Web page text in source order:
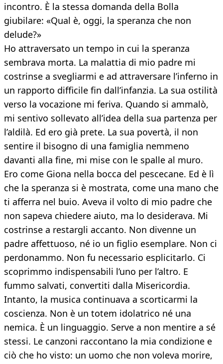
incontro. È la stessa domanda della Bolla
giubilare: «Qual è, oggi, la speranza che non
delude?»
Ho attraversato un tempo in cui la speranza
sembrava morta. La malattia di mio padre mi
costrinse a svegliarmi e ad attraversare l’inferno in
un rapporto difficile fin dall’infanzia. La sua ostilità
verso la vocazione mi feriva. Quando si ammalò,
mi sentivo sollevato all’idea della sua partenza per
l’aldilà. Ed ero già prete. La sua povertà, il non
sentire il bisogno di una famiglia nemmeno
davanti alla fine, mi mise con le spalle al muro.
Ero come Giona nella bocca del pescecane. Ed è lì
che la speranza si è mostrata, come una mano che
ti afferra nel buio. Aveva il volto di mio padre che
non sapeva chiedere aiuto, ma lo desiderava. Mi
costrinse a restargli accanto. Non divenne un
padre affettuoso, né io un figlio esemplare. Non ci
perdonammo. Non fu necessario esplicitarlo. Ci
scoprimmo indispensabili l’uno per l’altro. E
fummo salvati, convertiti dalla Misericordia.
Intanto, la musica continuava a scorticarmi la
coscienza. Non è un totem idolatrico né una
nemica. È un linguaggio. Serve a non mentire a sé
stessi. Le canzoni raccontano la mia condizione e
ciò che ho visto: un uomo che non voleva morire,